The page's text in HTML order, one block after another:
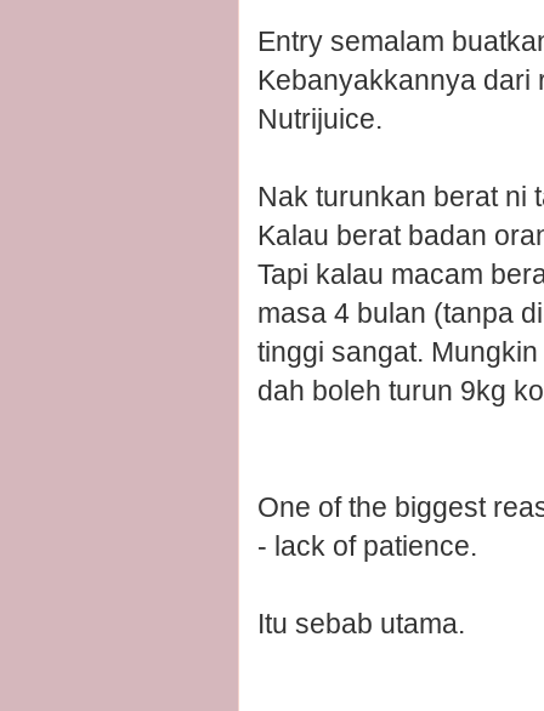
Entry semalam
Kebanyakkannya dari
Nutrijuice.
Nak turunkan berat ni
Kalau berat badan
Tapi kalau macam
masa 4 bulan (tanpa
tinggi sangat.
dah boleh turun 9kg
One of the biggest
- lack of patience.
Itu sebab utama.